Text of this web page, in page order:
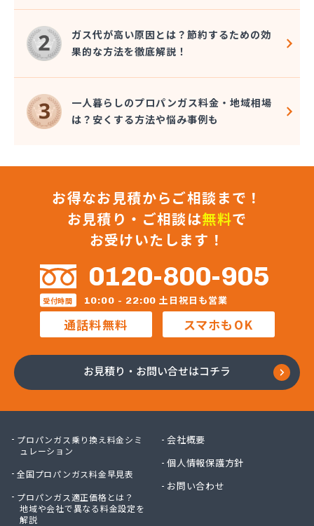
岸本石油有限会社 味野SS/
岩谷産業株式会社 岡山支店/
岩谷産業株式会社 津山工場/
共和石油販売株式会社 倉敷営業所/
共和石油販売株式会社 本社/
玉野興産株式会社/
琴海設備/
原田喜一郎/
高山産業株式会社 プロパン直売部/
高山産業株式会社 建部支店/
高山産業株式会社 西大寺支店/
高山産業株式会社 リフォームセンター/
高山産業株式会社 笠岡支店/
高山産業株式会社 玉野支店/
高山産業株式会社 倉敷支店/
合田産業株式会社/
佐々木産業株式会社 LPガス/
細羽プロパン株式会社 充填所/
三愛オブリガス中国株式会社/
山営業所/
三和ガス株式会社/
山本プロパン/
山本プロパン商店/
ガス代が高い原因とは？節約するための効
果的な方法を徹底解説！
一人暮らしのプロパンガス料金・地域相場
は？安くする方法や悩み事例も
お得なお見積からご相談まで！
お見積り・ご相談は無料で
お受けいたします！
0120-800-905
受付時間 10:00 - 22:00 土日祝日も営業
通話料無料 スマホもOK
お見積り・お問い合せはコチラ
プロパンガス乗り換え料金シミ
ュレーション
全国プロパンガス料金早見表
プロパンガス適正価格とは？
地域や会社で異なる料金設定を
解説
会社概要
個人情報保護方針
お問い合わせ